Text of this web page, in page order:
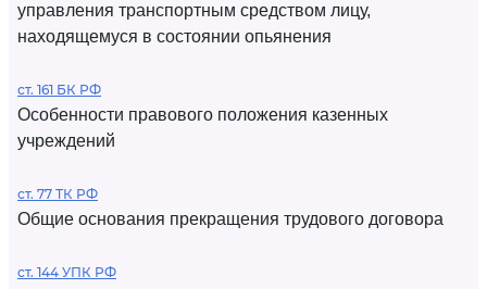
управления транспортным средством лицу,
находящемуся в состоянии опьянения
ст. 161 БК РФ
Особенности правового положения казенных
учреждений
ст. 77 ТК РФ
Общие основания прекращения трудового договора
ст. 144 УПК РФ